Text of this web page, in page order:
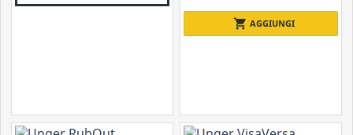
shopping_cart AGGIUNGI